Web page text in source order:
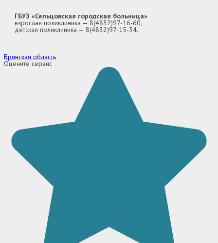
ГБУЗ «Сельцовская городская больница»
взрослая поликлиника — 8(4832)97-16-60,
детская поликлиника — 8(4832)97-15-34.
Брянская область
Оцените сервис